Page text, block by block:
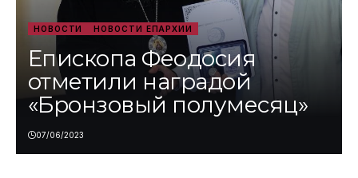
НОВОСТИ НОВОСТИ ЕПАРХИИ
Епископа Феодосия
отметили наградой
«Бронзовый полумесяц»
07/06/2023